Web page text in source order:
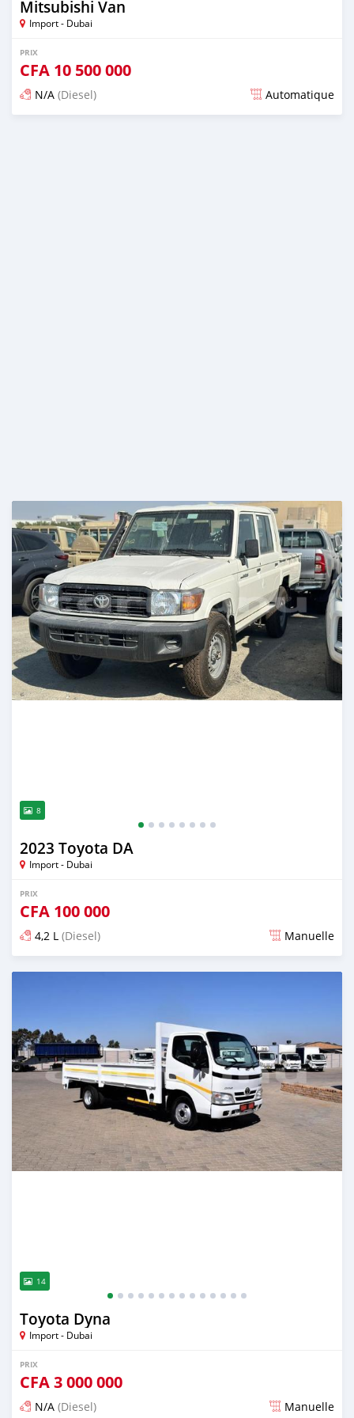
Mitsubishi Van
Import - Dubai
PRIX
CFA 10 500 000
N/A (Diesel) Automatique
8
2023 Toyota DA
Import - Dubai
PRIX
CFA 100 000
4,2 L (Diesel) Manuelle
Publié il y a plus de 2 ans
14
Toyota Dyna
Import - Dubai
PRIX
CFA3 000 000
N/A (Diesel) Manuelle